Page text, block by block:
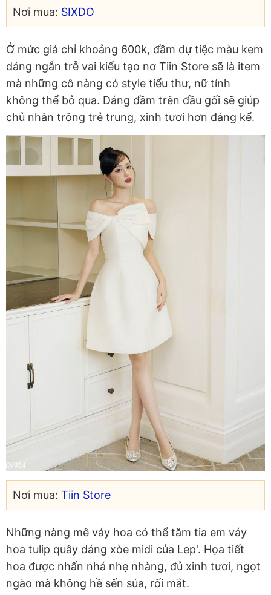
Nơi mua: SIXDO
Ở mức giá chỉ khoảng 600k, đầm dự tiệc màu kem
dáng ngắn trễ vai kiểu tạo nơ Tiin Store sẽ là item
mà những cô nàng có style tiểu thư, nữ tính
không thể bỏ qua. Dáng đầm trên đầu gối sẽ giúp
chủ nhân trông trẻ trung, xinh tươi hơn đáng kể.
Nơi mua: Tiin Store
Những nàng mê váy hoa có thể tăm tia em váy
hoa tulip quây dáng xòe midi của Lep'. Họa tiết
hoa được nhấn nhá nhẹ nhàng, đủ xinh tươi, ngọt
ngào mà không hề sến súa, rối mắt.